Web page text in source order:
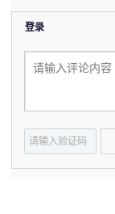
登录